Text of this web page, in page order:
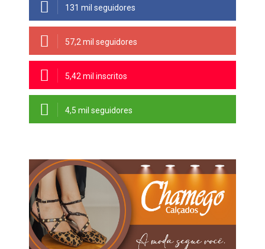
131 mil seguidores
57,2 mil seguidores
5,42 mil inscritos
4,5 mil seguidores